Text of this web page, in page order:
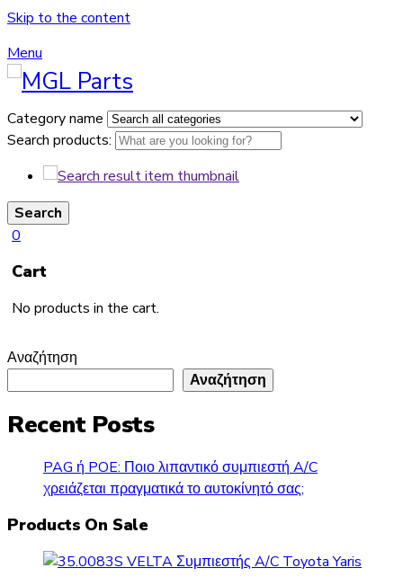
Skip to the content
Menu
Category name
Search products:
Search
0
Cart
No products in the cart.
Αναζήτηση
Αναζήτηση
Recent Posts
PAG ή POE: Ποιο λιπαντικό συμπιεστή A/C
χρειάζεται πραγματικά το αυτοκίνητό σας;
Products On Sale